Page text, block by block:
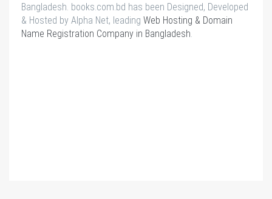
Bangladesh. books.com.bd has been Designed, Developed
& Hosted by Alpha Net, leading Web Hosting & Domain
Name Registration Company in Bangladesh